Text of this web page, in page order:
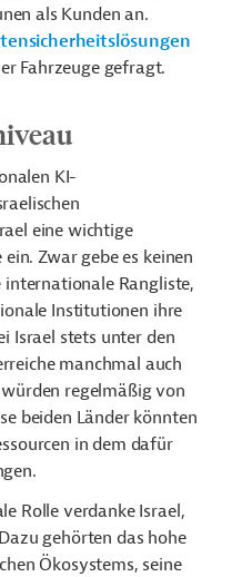
als Kunden an.
Fahrzeuge gefragt.
KI-
eine wichtige
Zwar gebe es keinen
Rangliste,
Institutionen ihre
Israel stets unter den
manchmal auch
regelmäßig von
beiden Länder könnten
in dem dafür
Rolle verdanke Israel,
gehörten das hohe
Ökosystems, seine